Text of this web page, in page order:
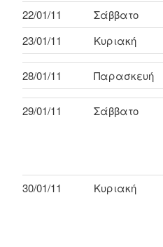
22/01/11
Σάββατο
23/01/11
Κυριακή
28/01/11 Παρασκευή
29/01/11 Σάββατο
30/01/11 Κυριακή